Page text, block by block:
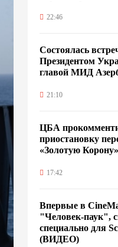
22:46
Состоялась
Президентом
главой МИД
21:10
ЦБА
приостановку
«Золотую Корону»
17:42
Впервые в
"Человек-паук",
специально для
(ВИДЕО)